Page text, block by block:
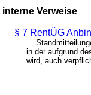
interne Verweise
§ 7 RentÜG
...
in der aufgrund
wird, auch